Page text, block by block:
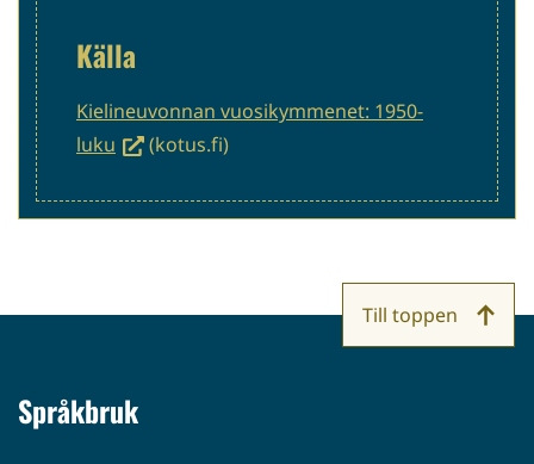
Källa
Kielineuvonnan vuosikymmenet: 1950-
luku (siirryt
palveluun)
(kotus.fi)
Språkbruk
Till toppen